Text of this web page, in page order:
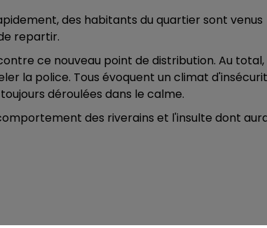
des habitants du quartier sont venus
repartir.
ce nouveau point de distribution. Au total,
la police. Tous évoquent un climat
déroulées dans le calme.
des riverains et l'insulte dont